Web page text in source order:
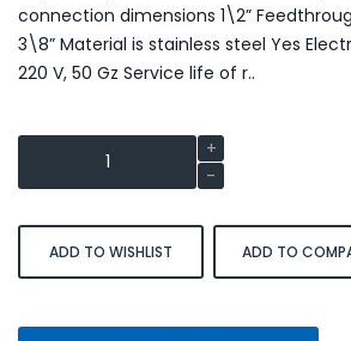
connection dimensions 1\2”
3\8” Material is stainless steel Yes
220 V, 50 Gz Service life of r..
ADD TO WISHLIST ADD TO